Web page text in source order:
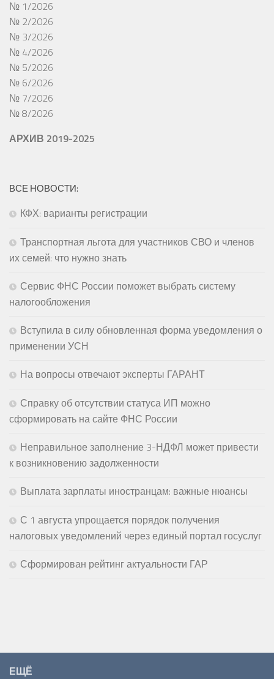
№ 1/2026
№ 2/2026
№ 3/2026
№ 4/2026
№ 5/2026
№ 6/2026
№ 7/2026
№ 8/2026
АРХИВ 2019-2025
ВСЕ НОВОСТИ:
КФХ: варианты регистрации
Транспортная льгота для участников СВО и членов
их семей: что нужно знать
Сервис ФНС России поможет выбрать систему
налогообложения
Вступила в силу обновленная форма уведомления о
применении УСН
На вопросы отвечают эксперты ГАРАНТ
Справку об отсутствии статуса ИП можно
сформировать на сайте ФНС России
Неправильное заполнение 3-НДФЛ может привести
к возникновению задолженности
Выплата зарплаты иностранцам: важные нюансы
С 1 августа упрощается порядок получения
налоговых уведомлений через единый портал госуслуг
Сформирован рейтинг актуальности ГАР
ЕЩЁ